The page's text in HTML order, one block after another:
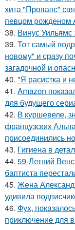
хита "Прованс"
певцом рожденом
38. Винус
39. Тот самый
новому" и сразу
загадочной и
40. "Я расистка и
41. Amazon
для будущего
42. В куршевеле,
французских
присоединились
43. Гигиена в
44. 59-Летний
баптиста
45. Жена
удивила
46. Фух,
приключение для